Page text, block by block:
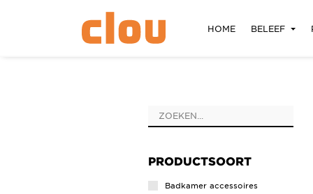
HOME BELEEF
PRODUCTSOORT
Badkamer accessoires